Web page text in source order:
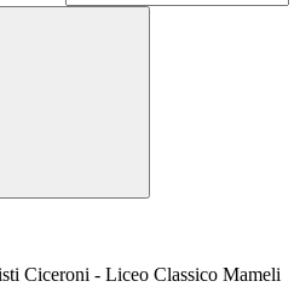
Ciceroni - Liceo Classico Mameli